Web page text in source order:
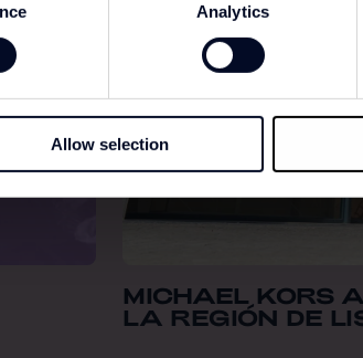
Analytics
Allow selection
MICHAEL KORS
LA REGIÓN DE